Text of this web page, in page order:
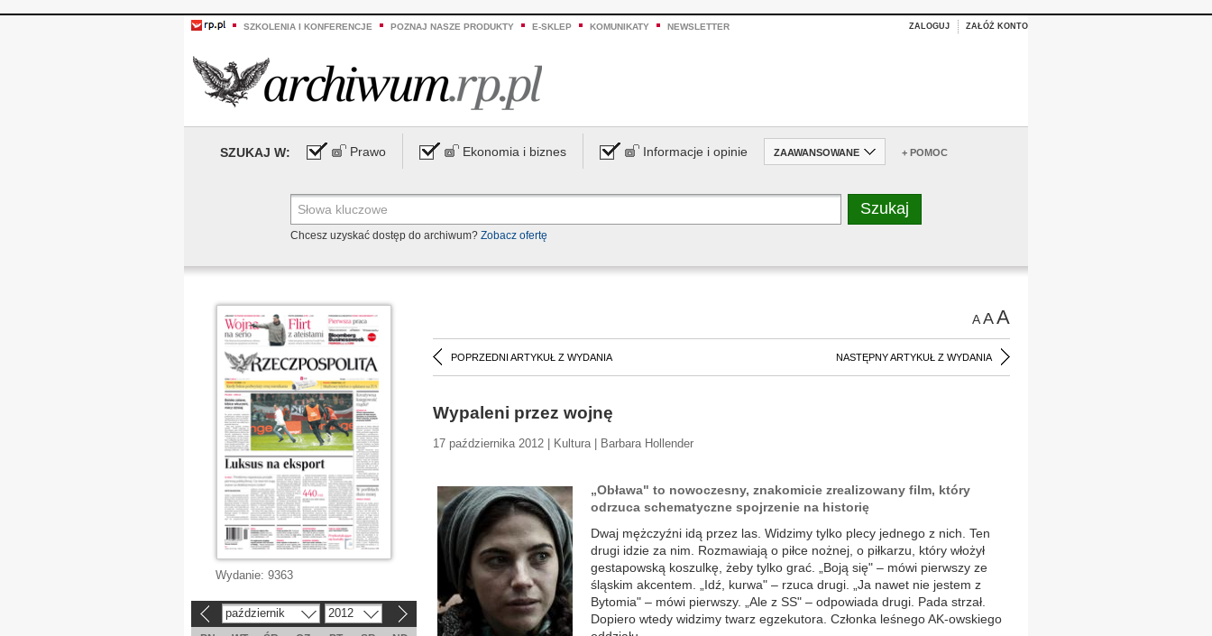
SZKOLENIA I KONFERENCJE POZNAJ NASZE PRODUKTY E-SKLEP KOMUNIKATY NEWSLETTER ZALOGUJ ZAŁÓŻ KONTO
SZUKAJ W: Prawo Ekonomia i biznes Informacje i opinie ZAAWANSOWANE + POMOC
Chcesz uzyskać dostęp do archiwum? Zobacz ofertę
AAA
POPRZEDNI ARTYKUŁ Z WYDANIA NASTĘPNY ARTYKUŁ Z WYDANIA
Wypaleni przez wojnę
17 października 2012 | Kultura | Barbara Hollender
„Obława" to nowoczesny, znakomicie zrealizowany film, który
odrzuca schematyczne spojrzenie na historię
Dwaj mężczyźni idą przez las. Widzimy tylko plecy jednego z nich. Ten
drugi idzie za nim. Rozmawiają o piłce nożnej, o piłkarzu, który włożył
gestapowską koszulkę, żeby tylko grać. „Boją się" – mówi pierwszy ze
śląskim akcentem. „Idź, kurwa" – rzuca drugi. „Ja nawet nie jestem z
Bytomia" – mówi pierwszy. „Ale z SS" – odpowiada drugi. Pada strzał.
Dopiero wtedy widzimy twarz egzekutora. Członka leśnego AK-owskiego
Wydanie: 9363
październik 2012